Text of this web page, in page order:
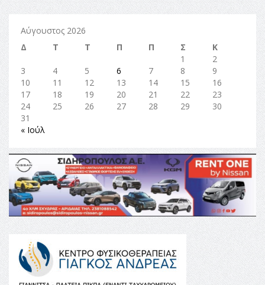
Αύγουστος 2026
Δ
Τ Τ Π Π Σ
Κ
1
2
3
4 5 6 7 8
9
10
11 12 13 14 15
16
17
18 19 20 21 22
23
24
25 26 27 28 29
30
31
« Ιούλ